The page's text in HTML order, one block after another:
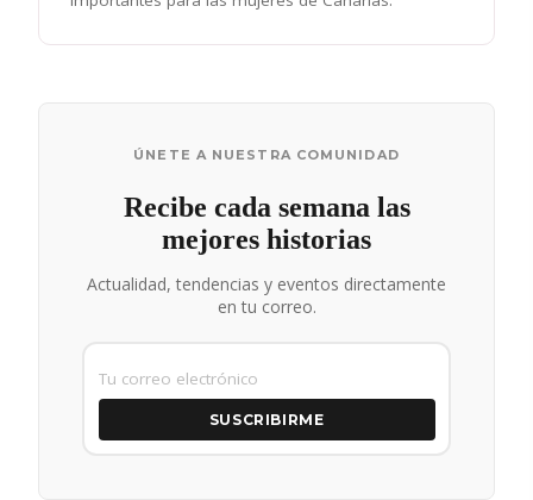
ÚNETE A NUESTRA COMUNIDAD
Recibe cada semana las
mejores historias
Actualidad, tendencias y eventos directamente
en tu correo.
SUSCRIBIRME